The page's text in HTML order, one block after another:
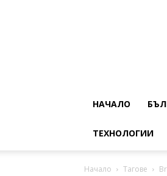
НАЧАЛО
ТЕХНОЛОГИИ
Начало Тагове